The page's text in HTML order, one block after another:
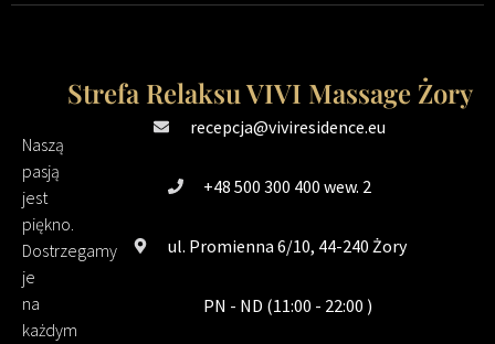
Naszą
pasją
jest
piękno.
Dostrzegamy
je
na
każdym
Strefa Relaksu VIVI Massage Żory
recepcja@viviresidence.eu
+48 500 300 400 wew. 2
ul. Promienna 6/10, 44-240 Żory
PN - ND (11:00 - 22:00 )